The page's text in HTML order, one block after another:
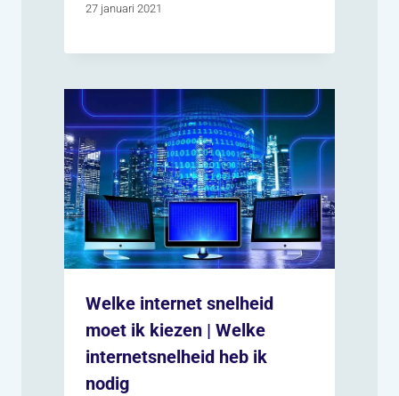
27 januari 2021
Welke internet snelheid
moet ik kiezen | Welke
internetsnelheid heb ik
nodig